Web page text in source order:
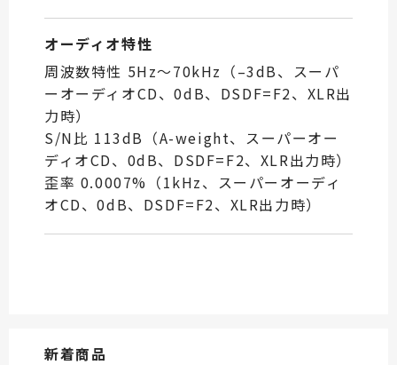
オーディオ特性
周波数特性 5Hz〜70kHz（–3dB、スーパ
ーオーディオCD、0dB、DSDF=F2、XLR出
力時）
S/N比 113dB（A-weight、スーパーオー
ディオCD、0dB、DSDF=F2、XLR出力時）
歪率 0.0007%（1kHz、スーパーオーディ
オCD、0dB、DSDF=F2、XLR出力時）
新着商品